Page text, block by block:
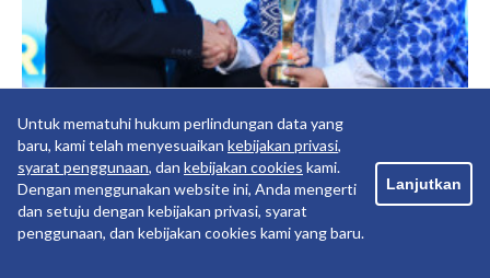
Kategori Brand Strategy Relevance and
Best Digital Branding Transformation
2025
Untuk mematuhi hukum perlindungan data yang
baru, kami telah menyesuaikan kebijakan privasi,
syarat penggunaan, dan kebijakan cookies kami.
Dengan menggunakan website ini, Anda mengerti
dan setuju dengan kebijakan privasi, syarat
penggunaan, dan kebijakan cookies kami yang baru.
Lanjutkan